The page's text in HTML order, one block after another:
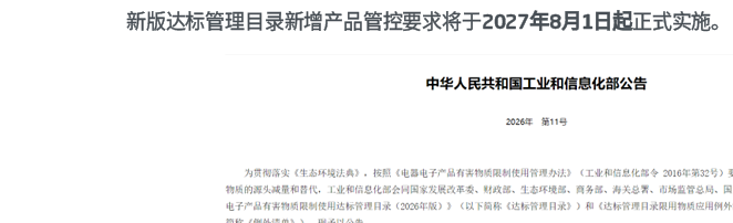
新版达标管理目录新增产品管控要求将于2027年8月1日起正式实施。